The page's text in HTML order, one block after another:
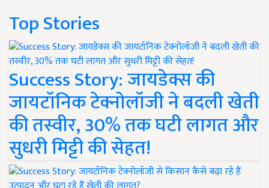
Top Stories
Success Story: जायडेक्स की
जायटॉनिक टेक्नोलॉजी ने बदली खेती
की तस्वीर, 30% तक घटी लागत और
सुधरी मिट्टी की सेहत!